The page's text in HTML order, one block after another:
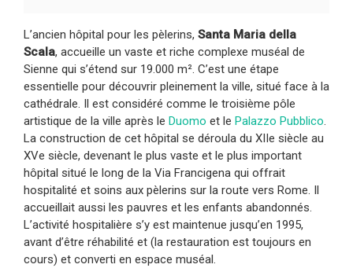
L’ancien hôpital pour les pèlerins, Santa Maria della
Scala, accueille un vaste et riche complexe muséal de
Sienne qui s’étend sur 19.000 m². C’est une étape
essentielle pour découvrir pleinement la ville, situé face à la
cathédrale. Il est considéré comme le troisième pôle
artistique de la ville après le Duomo et le Palazzo Pubblico.
La construction de cet hôpital se déroula du XIIe siècle au
XVe siècle, devenant le plus vaste et le plus important
hôpital situé le long de la Via Francigena qui offrait
hospitalité et soins aux pèlerins sur la route vers Rome. Il
accueillait aussi les pauvres et les enfants abandonnés.
L’activité hospitalière s’y est maintenue jusqu’en 1995,
avant d’être réhabilité et (la restauration est toujours en
cours) et converti en espace muséal.